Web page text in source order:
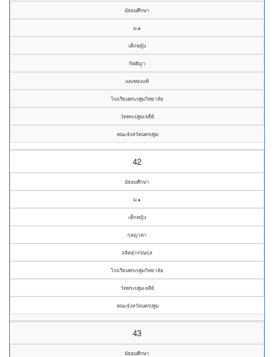
มัธยมศึกษา
ม.๑
เด็กหญิง
กิตติญา
แตงทองแท้
โรงเรียนพระปฐมวิทยาลัย
วัดพระปฐมเจดีย์
คณะจังหวัดนครปฐม
42
มัธยมศึกษา
ม.๑
เด็กหญิง
กุลญาดา
ลลิตสุวรรณกุล
โรงเรียนพระปฐมวิทยาลัย
วัดพระปฐมเจดีย์
คณะจังหวัดนครปฐม
43
มัธยมศึกษา